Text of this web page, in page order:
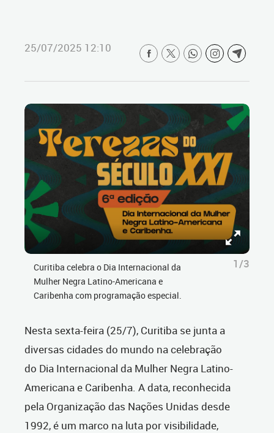
25/07/2025 12:10
Curitiba celebra o Dia Internacional da
Mulher Negra Latino-Americana e
Caribenha com programação especial.
1/3
Nesta sexta-feira (25/7), Curitiba se junta a
diversas cidades do mundo na celebração
do Dia Internacional da Mulher Negra Latino-
Americana e Caribenha. A data, reconhecida
pela Organização das Nações Unidas desde
1992, é um marco na luta por visibilidade,